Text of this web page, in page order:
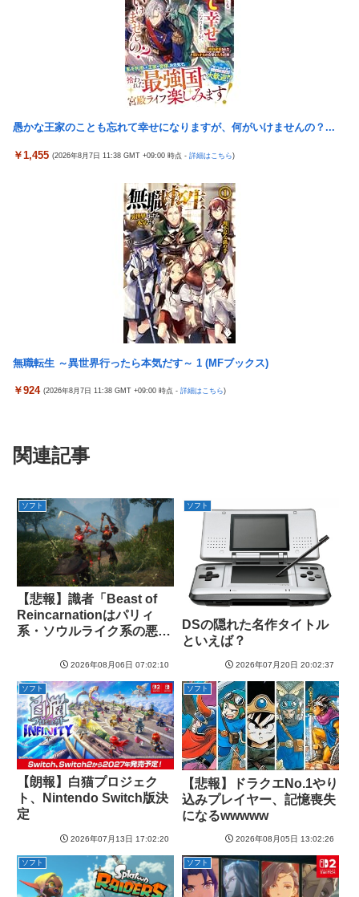
は年収爆上がりしたんやろなぁ…
【スパロボ】インパクトやアルファ外伝くらいのバランス求
む！！ → インパクトも最終的にはコアブースターで雑魚は一
【動画】高速道路を走行中の車からリアガラスが飛んでくる事故
【beatmania IIDX】(26/08/06)「Sparkle Fruit Lab.｣に最終ルー
ー じゅえる ジャングル」「Iridescent Memories」が登場！！
愚かな王家のことも忘れて幸せになりますが、何がいけませんの？...
￥1,455 (2026年8月7日 11:38 GMT +09:00 時点 - 詳細はこちら)
無職転生 ～異世界行ったら本気だす～ 1 (MFブックス)
￥924 (2026年8月7日 11:38 GMT +09:00 時点 - 詳細はこちら)
関連記事
ソフト
【悲報】識者「Beast of
Reincarnationはパリィ
系・ソウルライク系の悪い
2026年08月06日 07:02:10
ソフト
DSの隠れた名作タイトル
といえば？
2026年07月20日 20:02:37
ソフト
【朗報】白猫プロジェク
ト、Nintendo Switch版決
定
2026年07月13日 17:02:20
ソフト
【悲報】ドラクエNo.1やり
込みプレイヤー、記憶喪失
になるwwwww
2026年08月05日 13:02:26
ソフト ソフト